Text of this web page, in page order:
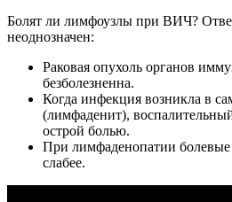
Болят ли лимфоузлы при ВИЧ?
неоднозначен:
Раковая опухоль органов
безболезненна.
Когда инфекция возникла в
(лимфаденит),
острой болью.
При лимфаденопатии
слабее.